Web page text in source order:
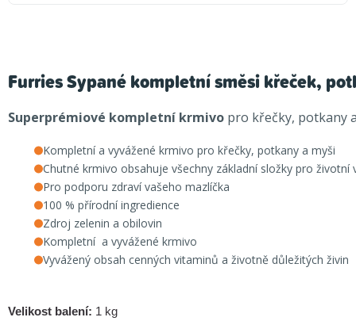
Furries Sypané kompletní směsi křeček,
Superprémiové kompletní krmivo pro křečky, potkany
Kompletní a vyvážené krmivo pro křečky, potkany a myši
Chutné krmivo obsahuje všechny základní složky pro životní
Pro podporu zdraví vašeho mazlíčka
100 % přírodní ingredience
Zdroj zelenin a obilovin
Kompletní a vyvážené krmivo
Vyvážený obsah cenných vitaminů a životně důležitých živin
Velikost balení: 1 kg